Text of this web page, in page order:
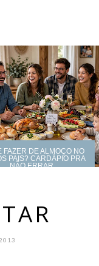
FAZER DE ALMOÇO NO
PAIS? CARDÁPIO PRA
NÃO ERRAR